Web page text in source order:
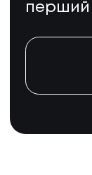
перший